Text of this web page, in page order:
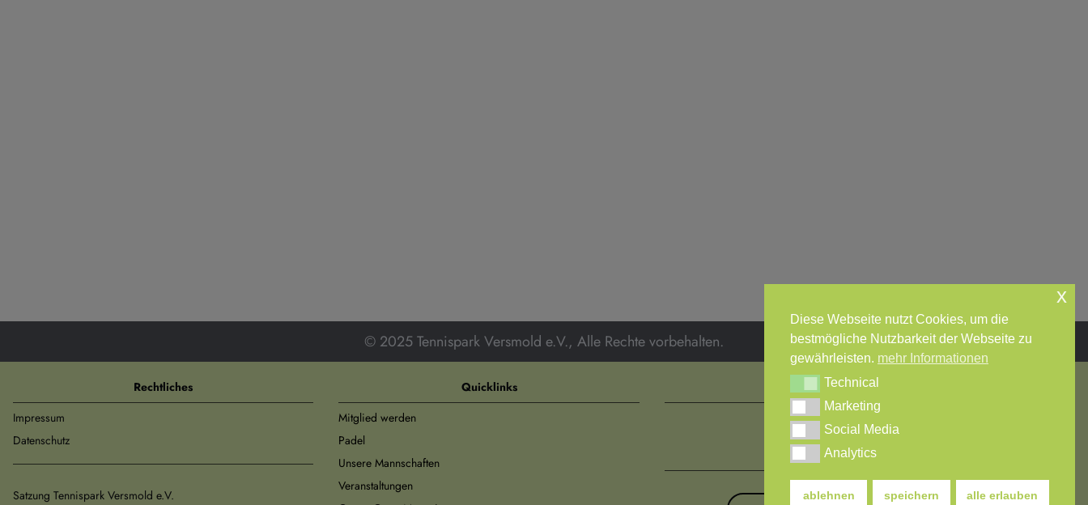
© 2025 Tennispark Versmold e.V., Alle Rechte vorbehalten.
Rechtliches
Impressum
Datenschutz
Satzung Tennispark Versmold e.V.
Quicklinks
Mitglied werden
Padel
Unsere Mannschaften
Veranstaltungen
Social Media
Diese Webseite nutzt Cookies, um die
bestmögliche Nutzbarkeit der Webseite zu
gewährleisten. mehr Informationen
TechnicalTechnical
MarketingMarketing
Social Media
Social Media
AnalyticsAnalytics
ablehnen speichern alle erlauben
x